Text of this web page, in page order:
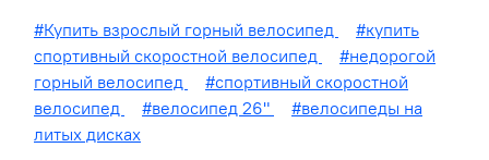
#Купить взрослый горный велосипед
#купить
спортивный скоростной велосипед
#недорогой
горный велосипед
#спортивный скоростной
велосипед
#велосипед 26"
#велосипеды на
литых дисках